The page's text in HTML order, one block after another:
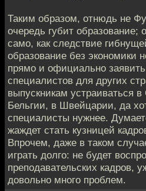
Таким образом, отнюдь не
очередь губит образование;
само, как следствие
образование без экономики
прямо и официально
специалистов для других
выпускникам устраиваться
Бельгии, в Швейцарии, да
специалисты нужнее.
жаждет стать кузницей
Впрочем, даже в таком
играть долго: не будет
преподавательских кадров,
довольно много проблем.